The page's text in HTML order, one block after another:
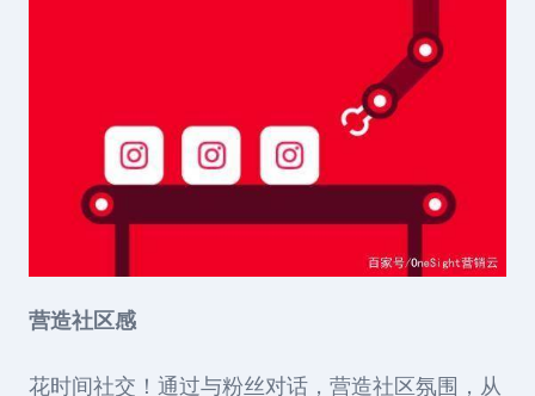
营造社区感
花时间社交！通过与粉丝对话，营造社区氛围，从